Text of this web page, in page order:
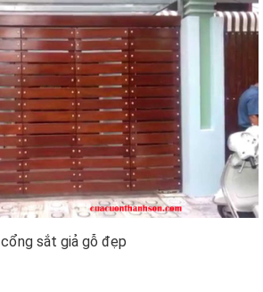
cổng sắt giả gỗ đẹp